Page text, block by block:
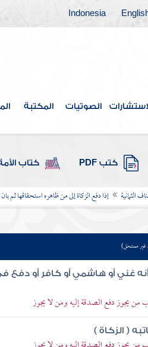
Indonesia
الصوتيات المكتبة
كتب PDF كتاب
الثمانية إذا دفع الزكاة إلى من ظاهره استحقاقها ثم
غير مستحق)
غني أو هاشمي أو كافر أو دفع
من يجوز دفع الصدقة إليه ومن لا يجوز
( الزكاة )